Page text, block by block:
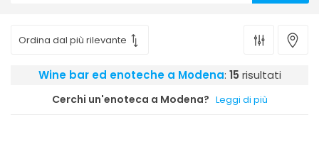
Wine bar ed enoteche a Modena: 15 risultati
Cerchi un'enoteca a Modena? Leggi di più